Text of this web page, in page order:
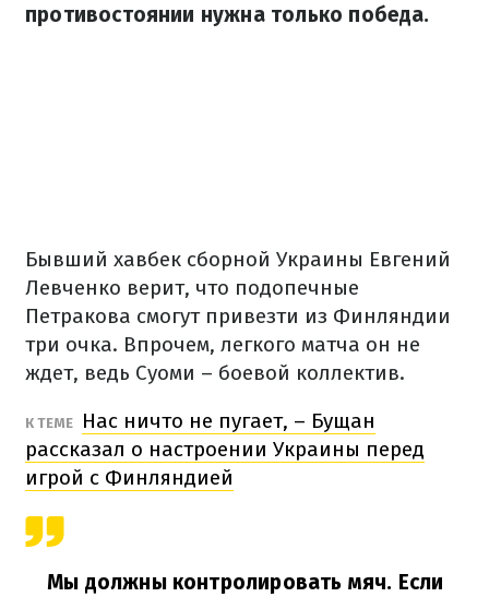
противостоянии нужна только победа.
Бывший хавбек сборной Украины Евгений
Левченко верит, что подопечные
Петракова смогут привезти из Финляндии
три очка. Впрочем, легкого матча он не
ждет, ведь Суоми – боевой коллектив.
К ТЕМЕ
Нас ничто не пугает, – Бущан
рассказал о настроении Украины перед
игрой с Финляндией
Мы должны контролировать мяч. Если